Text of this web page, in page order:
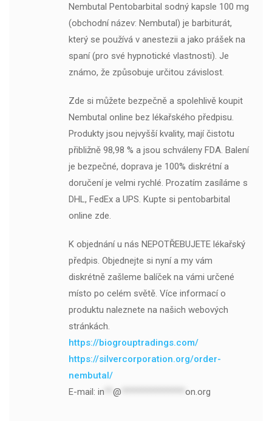
Nembutal Pentobarbital sodný kapsle 100 mg
(obchodní název: Nembutal) je barbiturát,
který se používá v anestezii a jako prášek na
spaní (pro své hypnotické vlastnosti). Je
známo, že způsobuje určitou závislost.
Zde si můžete bezpečně a spolehlivě koupit
Nembutal online bez lékařského předpisu.
Produkty jsou nejvyšší kvality, mají čistotu
přibližně 98,98 % a jsou schváleny FDA. Balení
je bezpečné, doprava je 100% diskrétní a
doručení je velmi rychlé. Prozatím zasíláme s
DHL, FedEx a UPS. Kupte si pentobarbital
online zde.
K objednání u nás NEPOTŘEBUJETE lékařský
předpis. Objednejte si nyní a my vám
diskrétně zašleme balíček na vámi určené
místo po celém světě. Více informací o
produktu naleznete na našich webových
stránkách.
https://biogrouptradings.com/
https://silvercorporation.org/order-
nembutal/
E-mail: in @ on.org